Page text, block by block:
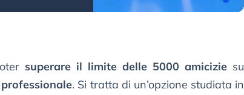
superare il limite delle 5000 amicizie su
. Si tratta di un’opzione studiata in